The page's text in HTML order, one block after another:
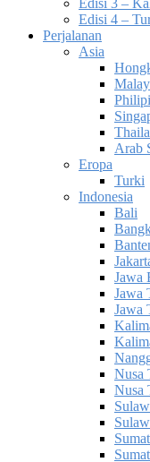
Edisi 4 –
Perjalanan
Asia
Arab
Eropa
Turki
Indonesia
Bali
Jawa
Jawa
Jawa
Nusa
Nusa